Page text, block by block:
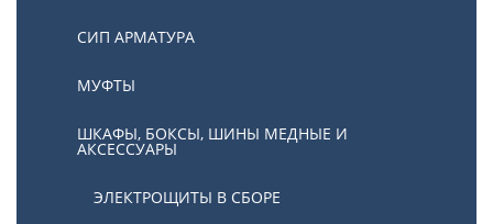
СИП АРМАТУРА
МУФТЫ
ШКАФЫ, БОКСЫ, ШИНЫ МЕДНЫЕ И
АКСЕССУАРЫ
ЭЛЕКТРОЩИТЫ В СБОРЕ